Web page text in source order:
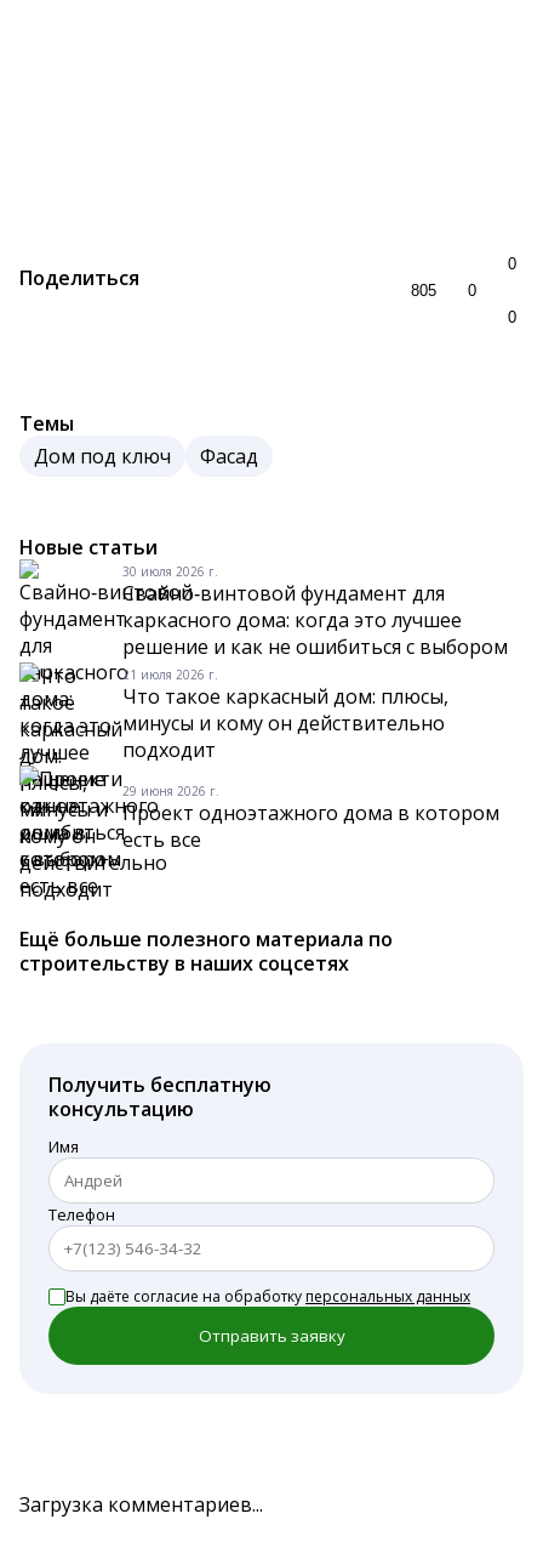
Поделиться 805 0
0
0
Темы
Дом под ключ
Фасад
Новые статьи
30 июля 2026 г.
Свайно‑винтовой фундамент для
каркасного дома: когда это лучшее
решение и как не ошибиться с выбором
21 июля 2026 г.
Что такое каркасный дом: плюсы,
минусы и кому он действительно
подходит
29 июня 2026 г.
Проект одноэтажного дома в котором
есть все
Ещё больше полезного материала по
строительству в наших соцсетях
Получить бесплатную
консультацию
Имя
Телефон
Вы даёте согласие на обработкуперсональных данных
Отправить заявку
Загрузка комментариев...